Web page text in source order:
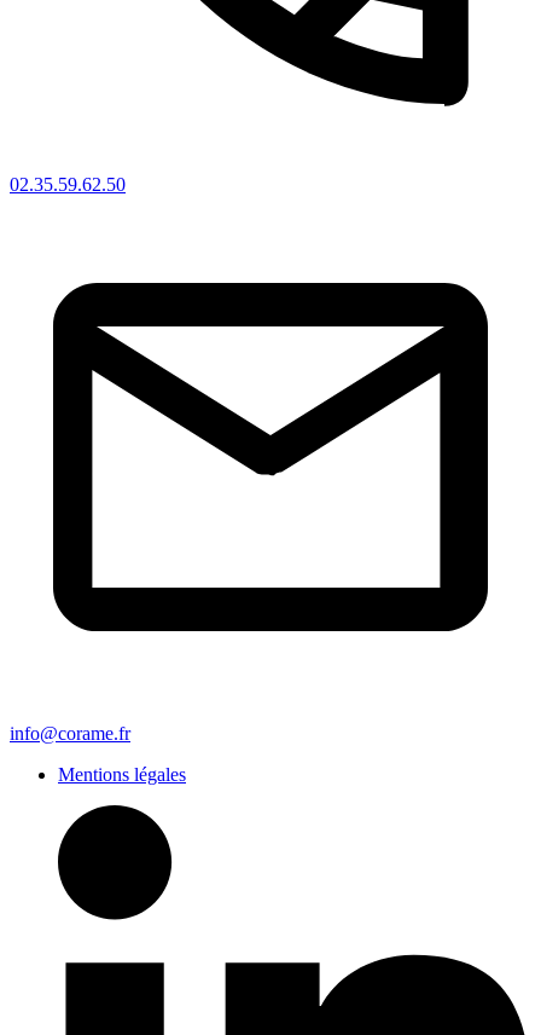
02.35.59.62.50
info@corame.fr
Mentions légales